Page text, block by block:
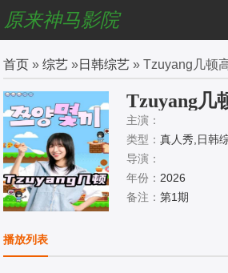
原来神马影院
首页 »综艺 »日韩综艺 » Tzuyang几顿
Tzuyang几
主演：
类型：真人秀,日韩
导演：
年份： 2026
备注：第1期
播放列表